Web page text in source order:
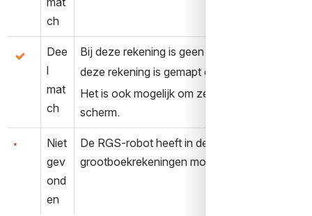
ch
Open
Dee
l
mat
ch
Bij deze rekening is geen 100% match
deze rekening is gemapt op basis van de
Het is ook mogelijk om zelf een andere RGS
scherm.
Niet
gev
ond
en
De RGS-robot heeft in de data geen enkele
grootboekrekeningen moet je zelf een